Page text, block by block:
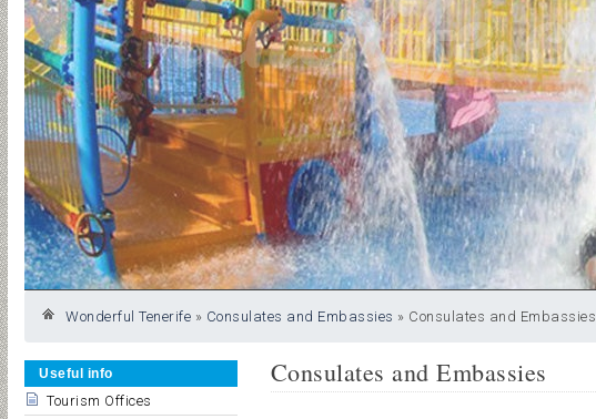
Wonderful Tenerife » Consulates and Embassies » Consulates and Embassies
Useful info
Tourism Offices
Consulates and Embassies